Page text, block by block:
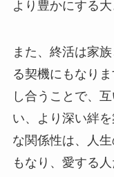
より豊かにする
また、終活は家
る契機にもなり
し合うことで、
い、より深い絆
な関係性は、人
もなり、愛する